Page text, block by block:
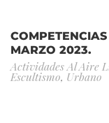
MARZO 2023.
Actividades Al Aire
Escultismo, Urbano